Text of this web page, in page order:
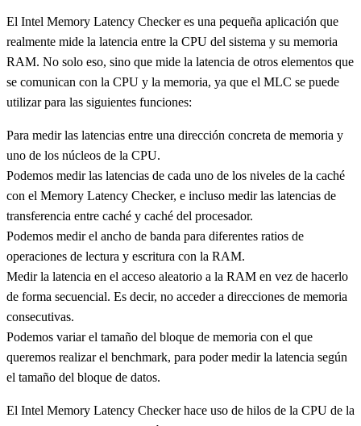
El Intel Memory Latency Checker es una pequeña aplicación que
realmente mide la latencia entre la CPU del sistema y su memoria
RAM. No solo eso, sino que mide la latencia de otros elementos que
se comunican con la CPU y la memoria, ya que el MLC se puede
utilizar para las siguientes funciones:
Para medir las latencias entre una dirección concreta de memoria y
uno de los núcleos de la CPU.
Podemos medir las latencias de cada uno de los niveles de la caché
con el Memory Latency Checker, e incluso medir las latencias de
transferencia entre caché y caché del procesador.
Podemos medir el ancho de banda para diferentes ratios de
operaciones de lectura y escritura con la RAM.
Medir la latencia en el acceso aleatorio a la RAM en vez de hacerlo
de forma secuencial. Es decir, no acceder a direcciones de memoria
consecutivas.
Podemos variar el tamaño del bloque de memoria con el que
queremos realizar el benchmark, para poder medir la latencia según
el tamaño del bloque de datos.
El Intel Memory Latency Checker hace uso de hilos de la CPU de la